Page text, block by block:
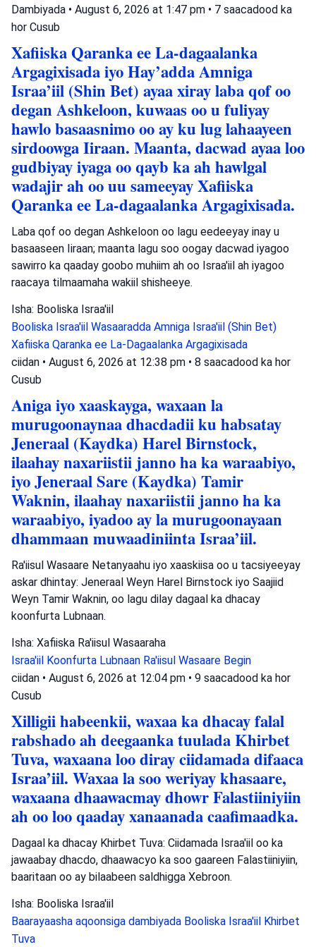
Dambiyada • August 6, 2026 at 1:47 pm • 7 saacadood ka
hor Cusub
Xafiiska Qaranka ee La-dagaalanka
Argagixisada iyo Hay’adda Amniga
Israa’iil (Shin Bet) ayaa xiray laba qof oo
degan Ashkeloon, kuwaas oo u fuliyay
hawlo basaasnimo oo ay ku lug lahaayeen
sirdoowga Iiraan. Maanta, dacwad ayaa loo
gudbiyay iyaga oo qayb ka ah hawlgal
wadajir ah oo uu sameeyay Xafiiska
Qaranka ee La-dagaalanka Argagixisada.
Laba qof oo degan Ashkeloon oo lagu eedeeyay inay u
basaaseen Iiraan; maanta lagu soo oogay dacwad iyagoo
sawirro ka qaaday goobo muhiim ah oo Israa'iil ah iyagoo
raacaya tilmaamaha wakiil shisheeye.
Isha: Booliska Israa'iil
Booliska Israa'iil Wasaaradda Amniga Israa'iil (Shin Bet)
Xafiiska Qaranka ee La-Dagaalanka Argagixisada
ciidan • August 6, 2026 at 12:38 pm • 8 saacadood ka hor
Cusub
Aniga iyo xaaskayga, waxaan la
murugoonaynaa dhacdadii ku habsatay
Jeneraal (Kaydka) Harel Birnstock,
ilaahay naxariistii janno ha ka waraabiyo,
iyo Jeneraal Sare (Kaydka) Tamir
Waknin, ilaahay naxariistii janno ha ka
waraabiyo, iyadoo ay la murugoonayaan
dhammaan muwaadiniinta Israa’iil.
Ra'iisul Wasaare Netanyaahu iyo xaaskiisa oo u tacsiyeeyay
askar dhintay: Jeneraal Weyn Harel Birnstock iyo Saajiid
Weyn Tamir Waknin, oo lagu dilay dagaal ka dhacay
koonfurta Lubnaan.
Isha: Xafiiska Ra'iisul Wasaaraha
Israa'iil Koonfurta Lubnaan Ra'iisul Wasaare Begin
ciidan • August 6, 2026 at 12:04 pm • 9 saacadood ka hor
Cusub
Xilligii habeenkii, waxaa ka dhacay falal
rabshado ah deegaanka tuulada Khirbet
Tuva, waxaana loo diray ciidamada difaaca
Israa’iil. Waxaa la soo weriyay khasaare,
waxaana dhaawacmay dhowr Falastiiniyiin
ah oo loo qaaday xanaanada caafimaadka.
Dagaal ka dhacay Khirbet Tuva: Ciidamada Israa'iil oo ka
jawaabay dhacdo, dhaawacyo ka soo gaareen Falastiiniyiin,
baaritaan oo ay bilaabeen saldhigga Xebroon.
Isha: Booliska Israa'iil
Baarayaasha aqoonsiga dambiyada Booliska Israa'iil Khirbet
Tuva